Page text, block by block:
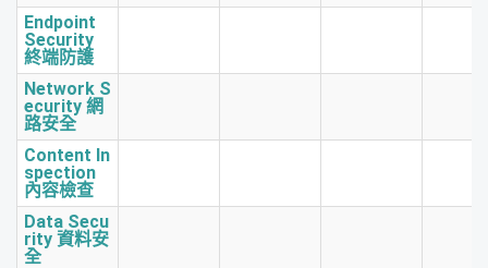
Endpoint
Security
終端防護
Network S
ecurity 網
路安全
Content In
spection
內容檢查
Data Secu
rity 資料安
全